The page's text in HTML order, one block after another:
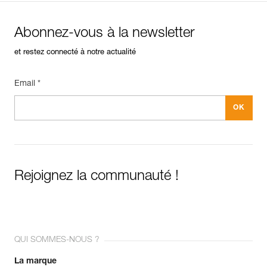
Abonnez-vous à la newsletter
et restez connecté à notre actualité
Email *
Rejoignez la communauté !
QUI SOMMES-NOUS ?
La marque